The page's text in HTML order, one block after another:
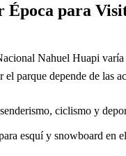
Época para
Nahuel Huapi
parque depende de las
ciclismo y
esquí y snowboard en